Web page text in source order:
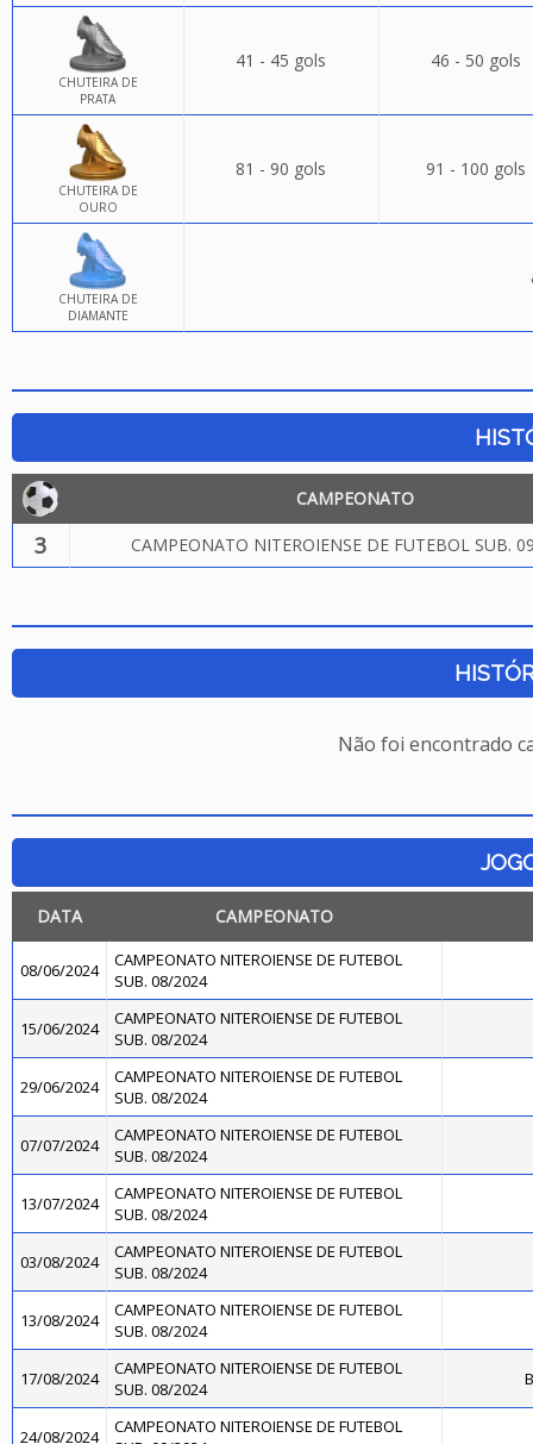
CHUTEIRA DE
PRATA
41 - 45 gols 46 - 50 gols
CHUTEIRA DE
OURO
81 - 90 gols 91 - 100 gols
CHUTEIRA DE
DIAMANTE
CAMPEONATO
3 CAMPEONATO NITEROIENSE DE FUTEBOL SUB.
Não foi encontrado
DATA CAMPEONATO
08/06/2024
CAMPEONATO NITEROIENSE DE FUTEBOL
SUB. 08/2024
15/06/2024
CAMPEONATO NITEROIENSE DE FUTEBOL
SUB. 08/2024
29/06/2024
CAMPEONATO NITEROIENSE DE FUTEBOL
SUB. 08/2024
07/07/2024
CAMPEONATO NITEROIENSE DE FUTEBOL
SUB. 08/2024
13/07/2024
CAMPEONATO NITEROIENSE DE FUTEBOL
SUB. 08/2024
03/08/2024
CAMPEONATO NITEROIENSE DE FUTEBOL
SUB. 08/2024
13/08/2024
CAMPEONATO NITEROIENSE DE FUTEBOL
SUB. 08/2024
17/08/2024
CAMPEONATO NITEROIENSE DE FUTEBOL
SUB. 08/2024
24/08/2024
CAMPEONATO NITEROIENSE DE FUTEBOL